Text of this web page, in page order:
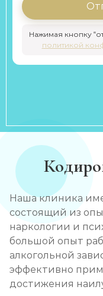
Нажимая кнопку
политикой
Наша клиника
состоящий из
наркологии и
большой опыт
алкогольной
эффективно
достижения